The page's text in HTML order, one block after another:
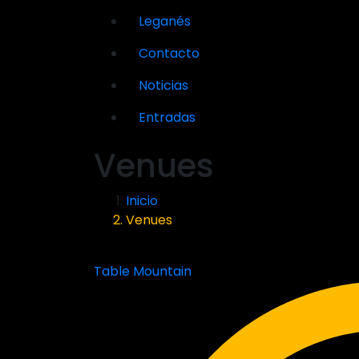
Leganés
Contacto
Noticias
Entradas
Venues
Inicio
Venues
Table Mountain